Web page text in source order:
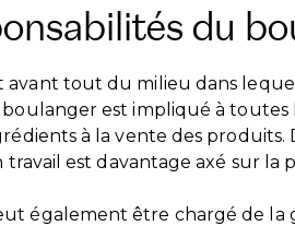
du
avant tout du milieu dans
est impliqué à toutes
à la vente des produits.
travail est davantage axé sur
également être chargé de la